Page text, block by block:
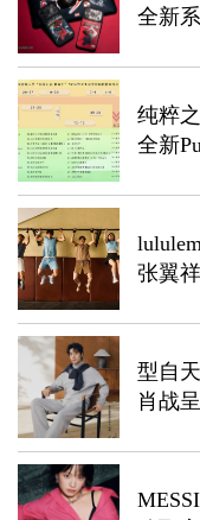
全新
纯粹
全新
张翼
型自
肖战